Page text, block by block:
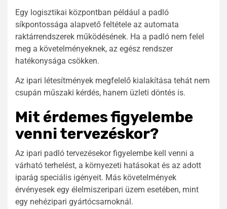
Egy logisztikai központban például a padló
síkpontossága alapvető feltétele az automata
raktárrendszerek működésének. Ha a padló nem felel
meg a követelményeknek, az egész rendszer
hatékonysága csökken.
Az ipari létesítmények megfelelő kialakítása tehát nem
csupán műszaki kérdés, hanem üzleti döntés is.
Mit érdemes figyelembe
venni tervezéskor?
Az ipari padló tervezésekor figyelembe kell venni a
várható terhelést, a környezeti hatásokat és az adott
iparág speciális igényeit. Más követelmények
érvényesek egy élelmiszeripari üzem esetében, mint
egy nehézipari gyártócsarnoknál.